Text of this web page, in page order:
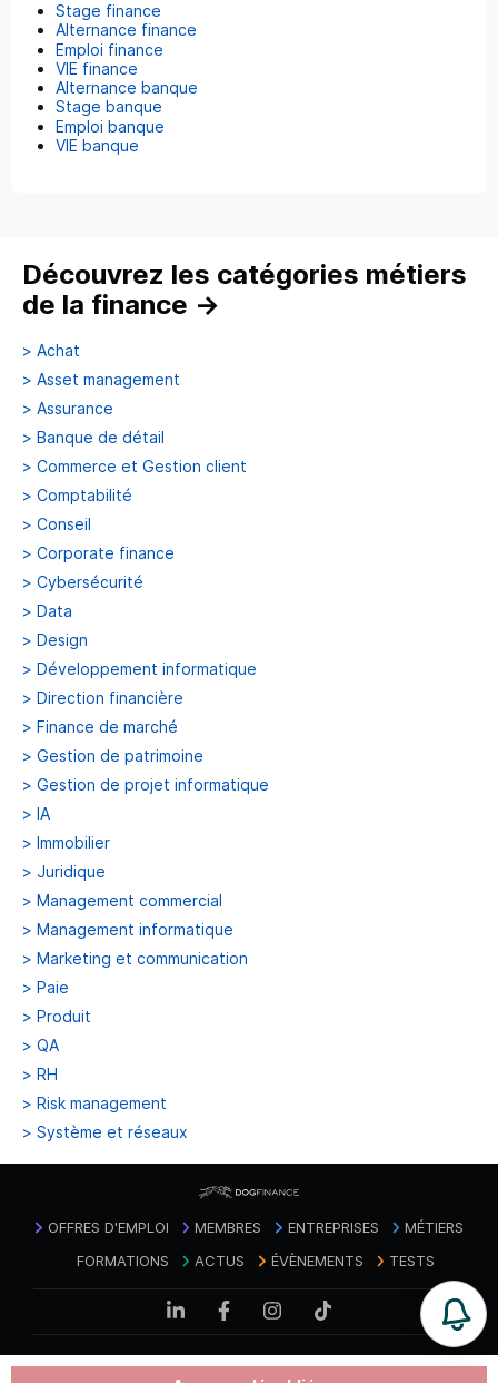
Stage finance
Alternance finance
Emploi finance
VIE finance
Alternance banque
Stage banque
Emploi banque
VIE banque
Découvrez les catégories métiers
de la finance →
> Achat
> Asset management
> Assurance
> Banque de détail
> Commerce et Gestion client
> Comptabilité
> Conseil
> Corporate finance
> Cybersécurité
> Data
> Design
> Développement informatique
> Direction financière
> Finance de marché
> Gestion de patrimoine
> Gestion de projet informatique
> IA
> Immobilier
> Juridique
> Management commercial
> Management informatique
> Marketing et communication
> Paie
> Produit
> QA
> RH
> Risk management
> Système et réseaux
OFFRES D'EMPLOI MEMBRES ENTREPRISES
MÉTIERS
FORMATIONS
ACTUS ÉVÈNEMENTS TESTS
Politique de confidentialité des